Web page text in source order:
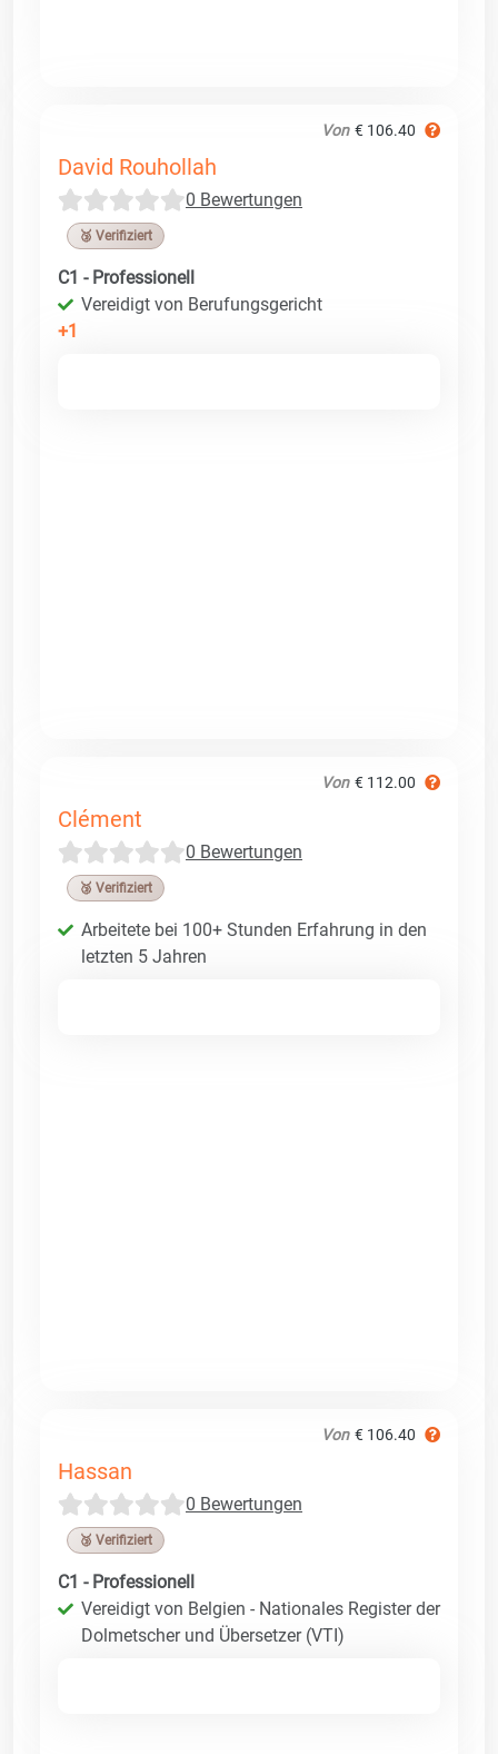
Von € 106.40
David Rouhollah
0 Bewertungen
🥉 Verifiziert
C1 - Professionell
Vereidigt von Berufungsgericht
+1
Von € 112.00
Clément
0 Bewertungen
🥉 Verifiziert
Arbeitete bei 100+ Stunden Erfahrung in den
letzten 5 Jahren
Von € 106.40
Hassan
0 Bewertungen
🥉 Verifiziert
C1 - Professionell
Vereidigt von Belgien - Nationales Register der
Dolmetscher und Übersetzer (VTI)